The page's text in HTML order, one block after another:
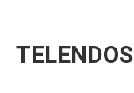
TELENDOS